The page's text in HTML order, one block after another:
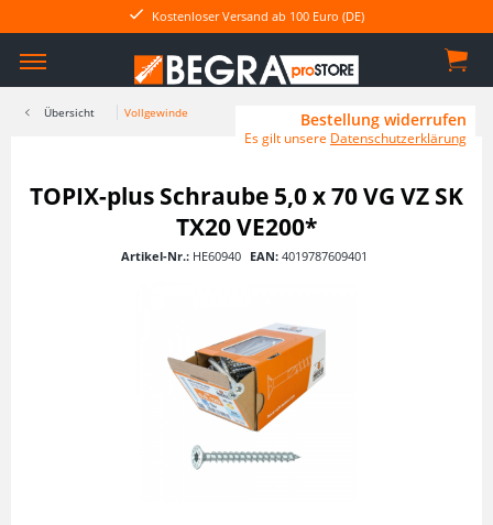
Kostenloser Versand ab 100 Euro (DE)
Übersicht Vollgewinde
TOPIX-plus Schraube 5,0 x 70 VG VZ SK
TX20 VE200*
Artikel-Nr.: HE60940 EAN: 4019787609401
Bestellung widerrufen
Es gilt unsere Datenschutzerklärung